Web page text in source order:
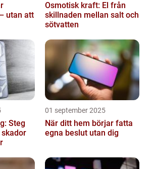
utan att
Osmotisk kraft: El från
skillnaden mellan salt och
sötvatten
Steg
01 september 2025
När ditt hem börjar fatta
egna beslut utan dig